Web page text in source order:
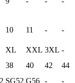
10 11 - -
XL XXL 3XL -
38 40 42
44
SG52 G56 - -